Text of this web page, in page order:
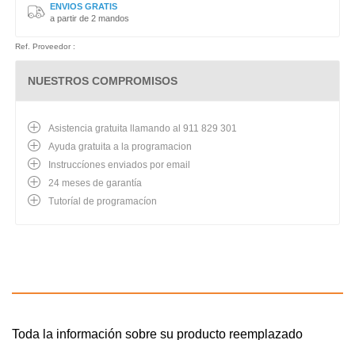
ENVIOS GRATIS
a partir de 2 mandos
Ref. Proveedor :
NUESTROS COMPROMISOS
Asistencia gratuita llamando al 911 829 301
Ayuda gratuita a la programacion
Instruccíones enviados por email
24 meses de garantía
Tutoríal de programacíon
Toda la información sobre su producto reemplazado